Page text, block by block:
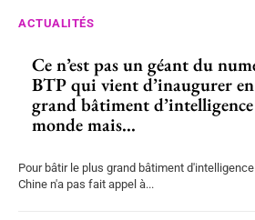
ACTUALITÉS
Ce n’est pas un géant du
BTP qui vient d’inaugurer
grand bâtiment
monde mais...
Pour bâtir le plus grand bâtiment
Chine n'a pas fait appel à...